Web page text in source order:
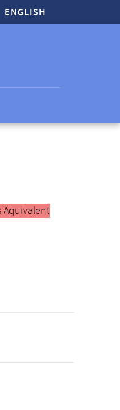
ENGLISH
Äquivalent